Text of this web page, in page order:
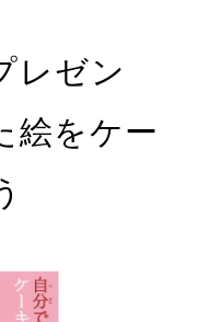
レゼン
絵をケー